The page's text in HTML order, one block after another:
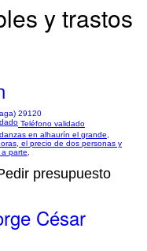
y trastos
29120
Teléfono validado
en alhaurín el grande,
el precio de dos personas y
parte,
presupuesto
César